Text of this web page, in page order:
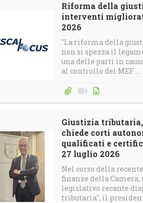
Riforma della
interventi
2026
"La riforma della
non si spezza il
una delle parti in
al controllo del MEF ...
Giustizia
chiede corti
qualificati e
27 luglio 2026
Nel corso della
finanze della Camera,
legislativo recante
tributaria", il